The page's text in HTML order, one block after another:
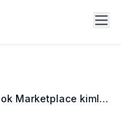
Facebook Marketplace kimlik doğrulama sorunu: Meta neden benden satıcı bilgilerini doğrulamamı istiyor?